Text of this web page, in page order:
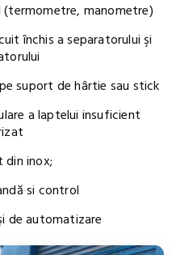
manometre)
închis a separatorului şi
suport de hârtie sau stick
a laptelui insuficient
inox;
si control
de automatizare